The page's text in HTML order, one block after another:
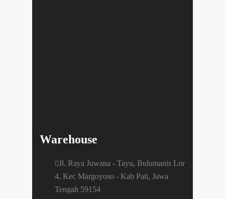
Warehouse
Jl. Raya Juwana - Tayu, Bulumanis Lor
4, Kec Margoyoso - Kab Pati, Jawa
Tengah 59154